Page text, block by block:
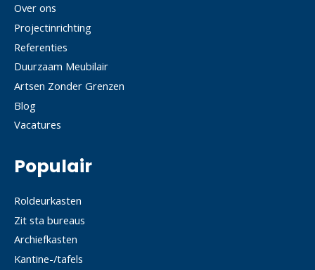
Over ons
Projectinrichting
Referenties
Duurzaam Meubilair
Artsen Zonder Grenzen
Blog
Vacatures
Populair
Roldeurkasten
Zit sta bureaus
Archiefkasten
Kantine-/tafels